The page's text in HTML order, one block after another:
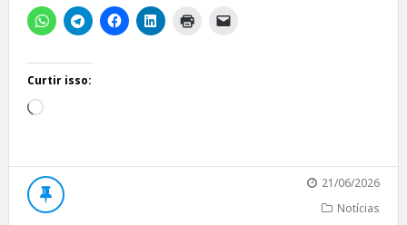
Curtir isso:
Carregando...
21/06/2026
Notícias